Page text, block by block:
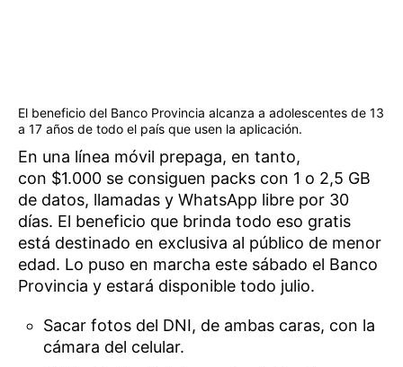
El beneficio del Banco Provincia alcanza a adolescentes de 13
a 17 años de todo el país que usen la aplicación.
En una línea móvil prepaga, en tanto,
con $1.000 se consiguen packs con 1 o 2,5 GB
de datos, llamadas y WhatsApp libre por 30
días. El beneficio que brinda todo eso gratis​
está destinado en exclusiva al público de menor
edad. Lo puso en marcha este sábado el Banco
Provincia y estará disponible todo julio.
Sacar fotos del DNI, de ambas caras, con la
cámara del celular.